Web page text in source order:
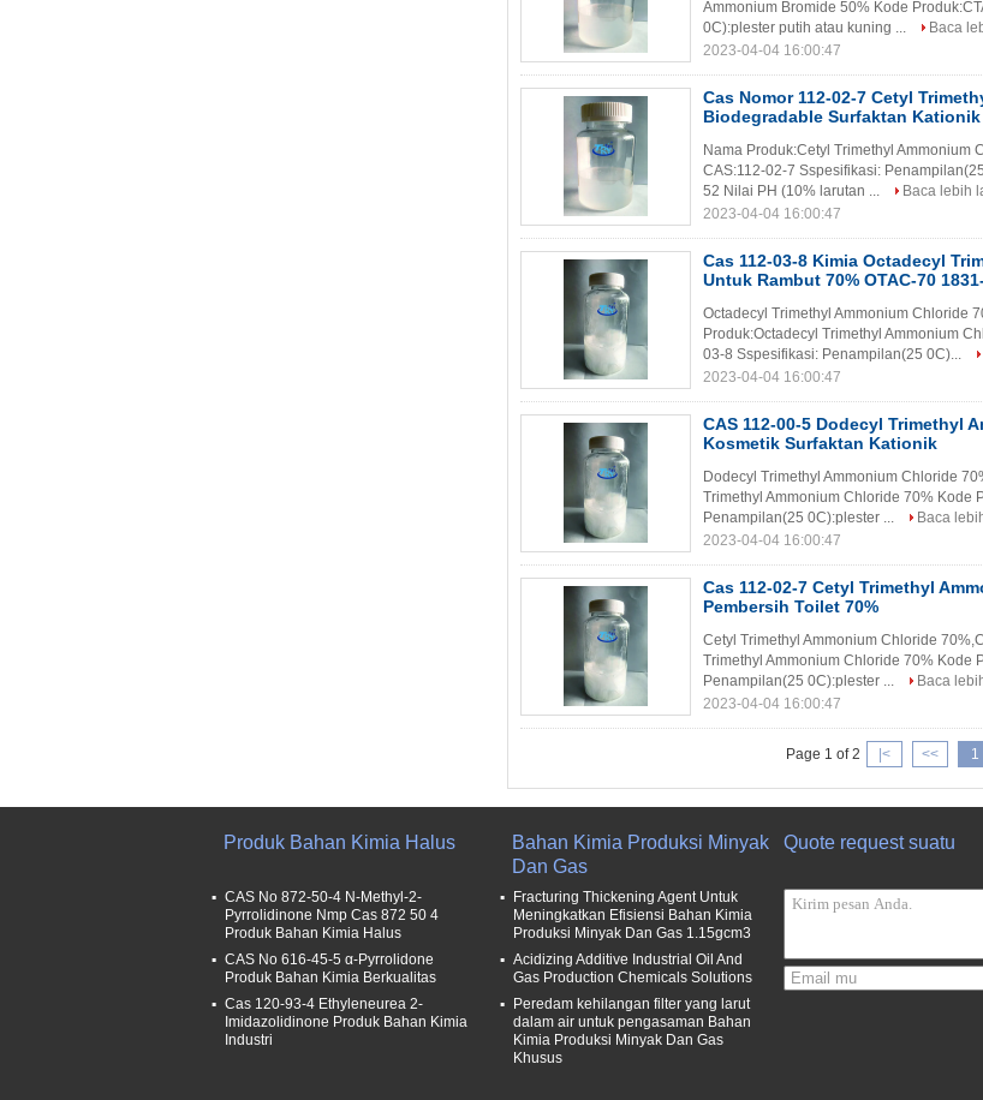
Ammonium Bromide 50% Kode
0C):plester putih atau kuning ...
Baca
2023-04-04 16:00:47
Cas Nomor 112-02-7 Cetyl
Biodegradable Surfaktan Kationik
Nama Produk:Cetyl Trimethyl Ammonium
CAS:112-02-7 Sspesifikasi:
52 Nilai PH (10% larutan ...
Baca lebih
2023-04-04 16:00:47
Cas 112-03-8 Kimia Octadecyl
Untuk Rambut 70% OTAC-70
Octadecyl Trimethyl Ammonium Chloride
Produk:Octadecyl Trimethyl Ammonium
03-8 Sspesifikasi: Penampilan(25 0C)...
2023-04-04 16:00:47
CAS 112-00-5 Dodecyl Trimethyl
Kosmetik Surfaktan Kationik
Dodecyl Trimethyl Ammonium Chloride
Trimethyl Ammonium Chloride 70% Kode
Penampilan(25 0C):plester ...
Baca
2023-04-04 16:00:47
Cas 112-02-7 Cetyl Trimethyl
Pembersih Toilet 70%
Cetyl Trimethyl Ammonium Chloride
Trimethyl Ammonium Chloride 70% Kode
Penampilan(25 0C):plester ...
Baca
2023-04-04 16:00:47
Page 1 of 2 |< << 1
Produk Bahan Kimia Halus
CAS No 872-50-4 N-Methyl-2-
Pyrrolidinone Nmp Cas 872 50 4
Produk Bahan Kimia Halus
CAS No 616-45-5 α-Pyrrolidone
Produk Bahan Kimia Berkualitas
Cas 120-93-4 Ethyleneurea 2-
Imidazolidinone Produk Bahan Kimia
Industri
Bahan Kimia Produksi Minyak
Dan Gas
Fracturing Thickening Agent Untuk
Meningkatkan Efisiensi Bahan Kimia
Produksi Minyak Dan Gas 1.15gcm3
Acidizing Additive Industrial Oil And
Gas Production Chemicals Solutions
Peredam kehilangan filter yang larut
dalam air untuk pengasaman Bahan
Kimia Produksi Minyak Dan Gas
Khusus
Quote request suatu